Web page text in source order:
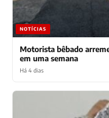
NOTÍCIAS
Motorista bêbado
em uma semana
Há 4 dias